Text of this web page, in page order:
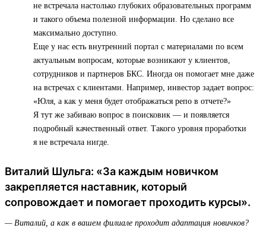
не встречала настолько глубоких образовательных программ
и такого объема полезной информации. Но сделано все
максимально доступно.
Еще у нас есть внутренний портал с материалами по всем
актуальным вопросам, которые возникают у клиентов,
сотрудников и партнеров БКС. Иногда он помогает мне даже
на встречах с клиентами. Например, инвестор задает вопрос:
«Юля, а как у меня будет отображаться репо в отчете?»
Я тут же забиваю вопрос в поисковик — и появляется
подробный качественный ответ. Такого уровня проработки
я не встречала нигде.
Виталий Шульга: «За каждым новичком
закрепляется наставник, который
сопровождает и помогает проходить курсы».
— Виталий, а как в вашем филиале проходит адаптация новичков?